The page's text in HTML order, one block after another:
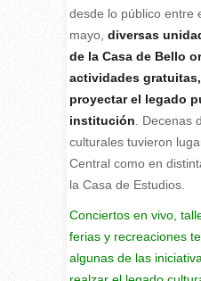
desde lo público entre
mayo, diversas
de la Casa de Bello
actividades
proyectar el legado
institución . Decenas
culturales tuvieron
Central como en
la Casa de Estudios.
Conciertos en vivo,
ferias y recreaciones
algunas de las